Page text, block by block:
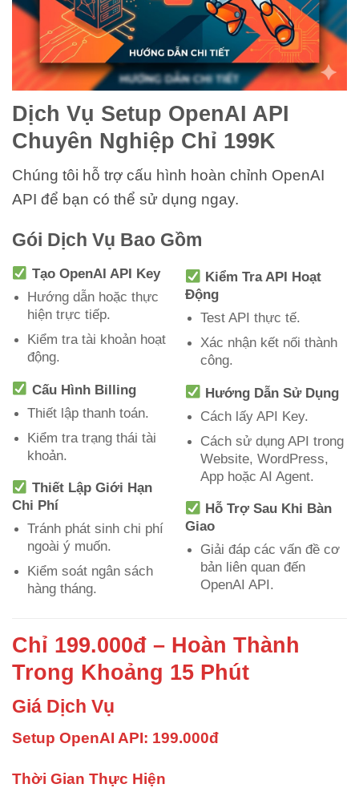
Dịch Vụ Setup OpenAI API
Chuyên Nghiệp Chỉ 199K
Chúng tôi hỗ trợ cấu hình hoàn chỉnh OpenAI
API để bạn có thể sử dụng ngay.
Gói Dịch Vụ Bao Gồm
Tạo OpenAI API Key
Hướng dẫn hoặc thực
hiện trực tiếp.
Kiểm tra tài khoản hoạt
động.
Cấu Hình Billing
Thiết lập thanh toán.
Kiểm tra trạng thái tài
khoản.
Thiết Lập Giới Hạn
Chi Phí
Tránh phát sinh chi phí
ngoài ý muốn.
Kiểm soát ngân sách
hàng tháng.
Kiểm Tra API Hoạt
Động
Test API thực tế.
Xác nhận kết nối thành
công.
Hướng Dẫn Sử Dụng
Cách lấy API Key.
Cách sử dụng API trong
Website, WordPress,
App hoặc AI Agent.
Hỗ Trợ Sau Khi Bàn
Giao
Giải đáp các vấn đề cơ
bản liên quan đến
OpenAI API.
Chỉ 199.000đ – Hoàn Thành
Trong Khoảng 15 Phút
Giá Dịch Vụ
Setup OpenAI API: 199.000đ
Thời Gian Thực Hiện